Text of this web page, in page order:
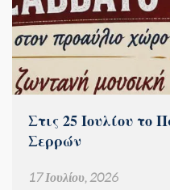
Στις 25 Ιουλίου το
Σερρών
17 Ιουλίου, 2026